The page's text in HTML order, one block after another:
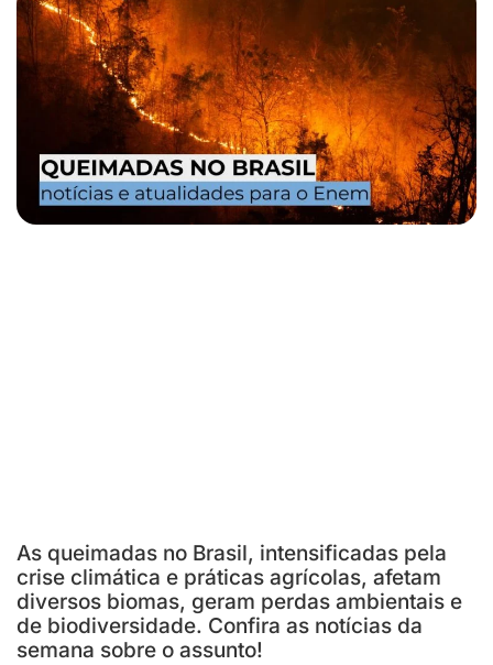
As queimadas no Brasil, intensificadas pela
crise climática e práticas agrícolas, afetam
diversos biomas, geram perdas ambientais e
de biodiversidade. Confira as notícias da
semana sobre o assunto!